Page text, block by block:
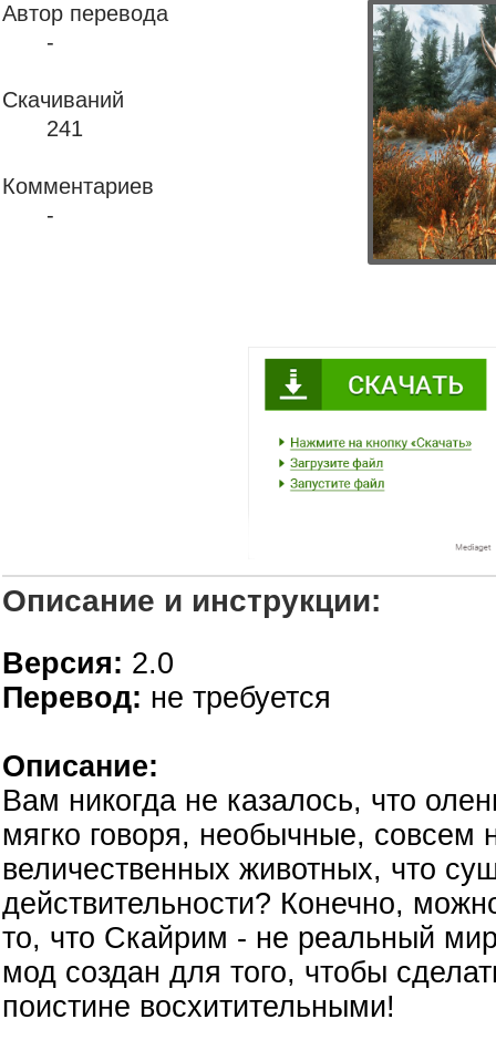
Автор перевода
-
Скачиваний
241
Комментариев
-
Описание и инструкции:
Версия: 2.0
Перевод: не требуется
Описание:
Вам никогда не казалось, что
мягко говоря, необычные, совсем
величественных животных, что
действительности? Конечно,
то, что Скайрим - не реальный
мод создан для того, чтобы
поистине восхитительными!